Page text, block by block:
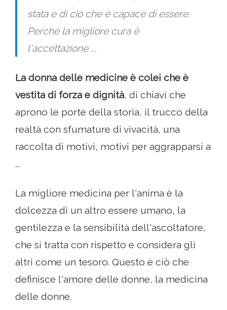
stata e di ciò che è capace di essere.
Perché la migliore cura è
l'accettazione ...
La donna delle medicine è colei che è
vestita di forza e dignità, di chiavi che
aprono le porte della storia, il trucco della
realtà con sfumature di vivacità, una
raccolta di motivi, motivi per aggrapparsi a
...
La migliore medicina per l'anima è la
dolcezza di un altro essere umano, la
gentilezza e la sensibilità dell'ascoltatore,
che si tratta con rispetto e considera gli
altri come un tesoro. Questo è ciò che
definisce l'amore delle donne, la medicina
delle donne.